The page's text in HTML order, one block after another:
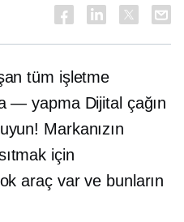
tüm işletme
— yapmaDijital çağın
Markanızın
için
araç var ve bunların